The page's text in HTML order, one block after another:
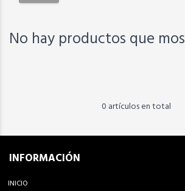
No hay productos que
0 artículos en total
INFORMACIÓN
INICIO